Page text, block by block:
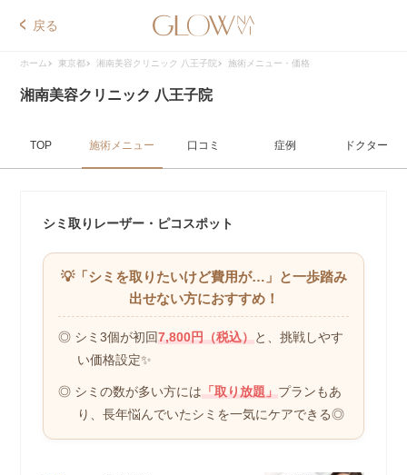
戻る
ホーム 東京都 湘南美容クリニック 八王子院 施術メニュー・価格
湘南美容クリニック 八王子院
TOP 施術メニュー 口コミ 症例 ドクター
シミ取りレーザー・ピコスポット
💡「シミを取りたいけど費用が…」 と一歩踏み
出せない方におすすめ！
◎ シミ3個が初回7,800円（税込）と、挑戦しやす
い価格設定✨
◎ シミの数が多い方には「取り放題」プランもあ
り、長年悩んでいたシミを一気にケアできる◎